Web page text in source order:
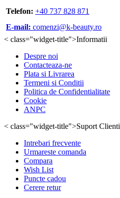
Telefon: +40 737 828 871
E-mail: comenzi@k-beauty.ro
< class="widget-title">Informatii
Despre noi
Contacteaza-ne
Plata si Livrarea
Termeni si Conditii
Politica de Confidentialitate
Cookie
ANPC
< class="widget-title">Suport Clienti
Intrebari frecvente
Urmareste comanda
Compara
Wish List
Puncte cadou
Cerere retur